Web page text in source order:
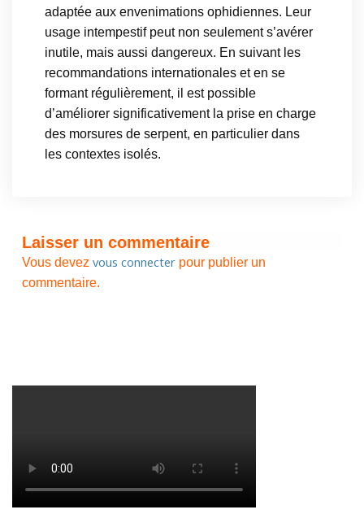
adaptée aux envenimations ophidiennes. Leur
usage intempestif peut non seulement s’avérer
inutile, mais aussi dangereux. En suivant les
recommandations internationales et en se
formant régulièrement, il est possible
d’améliorer significativement la prise en charge
des morsures de serpent, en particulier dans
les contextes isolés.
Laisser un commentaire
Vous devez vous connecter pour publier un
commentaire.